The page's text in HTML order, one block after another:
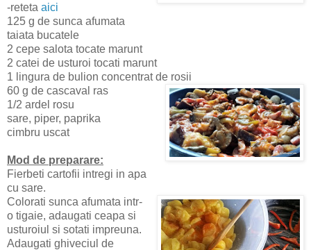
-reteta aici
125 g de sunca afumata
taiata bucatele
2 cepe salota tocate marunt
2 catei de usturoi tocati marunt
1 lingura de bulion concentrat de rosii
60 g de cascaval ras
1/2 ardel rosu
sare, piper, paprika
cimbru uscat
Mod de preparare:
Fierbeti cartofii intregi in apa
cu sare.
Colorati sunca afumata intr-
o tigaie, adaugati ceapa si
usturoiul si sotati impreuna.
Adaugati ghiveciul de